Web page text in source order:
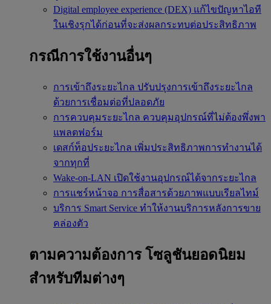
Digital employee experience (DEX) แก้ไขปัญหาไอที
ในเชิงรุกได้ก่อนที่จะส่งผลกระทบต่อประสิทธิภาพ
กรณีการใช้งานอื่นๆ
การเข้าถึงระยะไกล ปรับปรุงการเข้าถึงระยะไกล
ด้วยการเชื่อมต่อที่ปลอดภัย
การควบคุมระยะไกล ควบคุมอุปกรณ์ที่ไม่ต้องพึ่งพา
แพลตฟอร์ม
เดสก์ท็อประยะไกล เพิ่มประสิทธิภาพการทำงานได้
จากทุกที่
Wake-on-LAN เปิดใช้งานอุปกรณ์ได้จากระยะไกล
การแชร์หน้าจอ การสื่อสารด้วยภาพแบบเรียลไทม์
บริการ Smart Service ทำให้งานบริการหลังการขาย
คล่องตัว
ตามความต้องการ โซลูชันยอดนิยม
สำหรับทีมต่างๆ